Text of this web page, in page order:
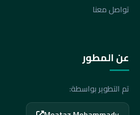
تواصل معنا
عن المطور
تم التطوير بواسطة: